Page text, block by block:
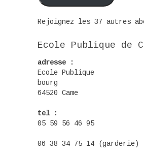
Rejoignez les 37 autres
Ecole Publique de
adresse :
Ecole Publique
bourg
64520 Came
tel :
05 59 56 46 95
06 38 34 75 14 (garderie)